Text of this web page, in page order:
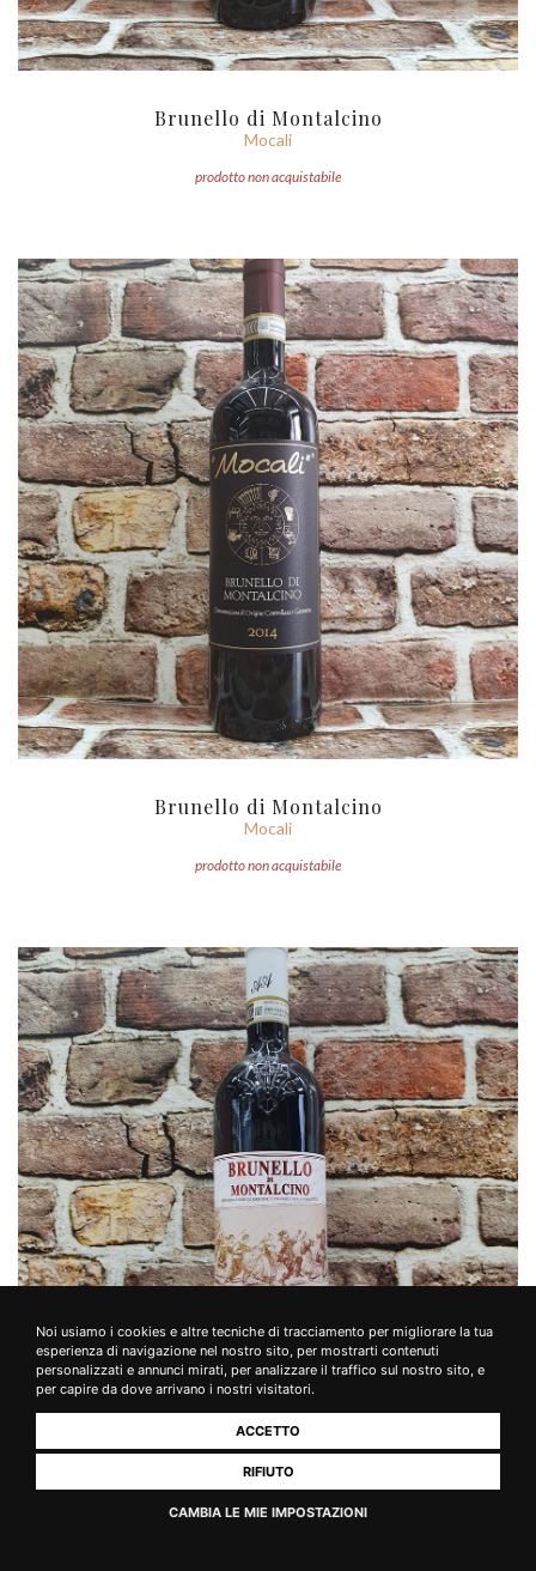
Noi usiamo i cookies e altre tecniche di tracciamento per migliorare la tua
esperienza di navigazione nel nostro sito, per mostrarti contenuti
personalizzati e annunci mirati, per analizzare il traffico sul nostro sito, e
per capire da dove arrivano i nostri visitatori.
ACCETTO
RIFIUTO
CAMBIA LE MIE IMPOSTAZIONI
Brunello di Montalcino
Mocali
prodotto non acquistabile
Brunello di Montalcino
Mocali
prodotto non acquistabile
Brunello di Montalcino
Abbadia Ardenga